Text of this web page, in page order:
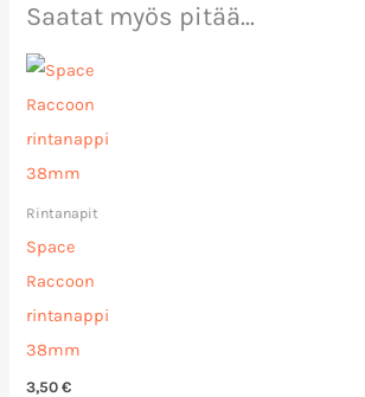
Saatat myös pitää...
Rintanapit
Space
Raccoon
rintanappi
38mm
3,50€